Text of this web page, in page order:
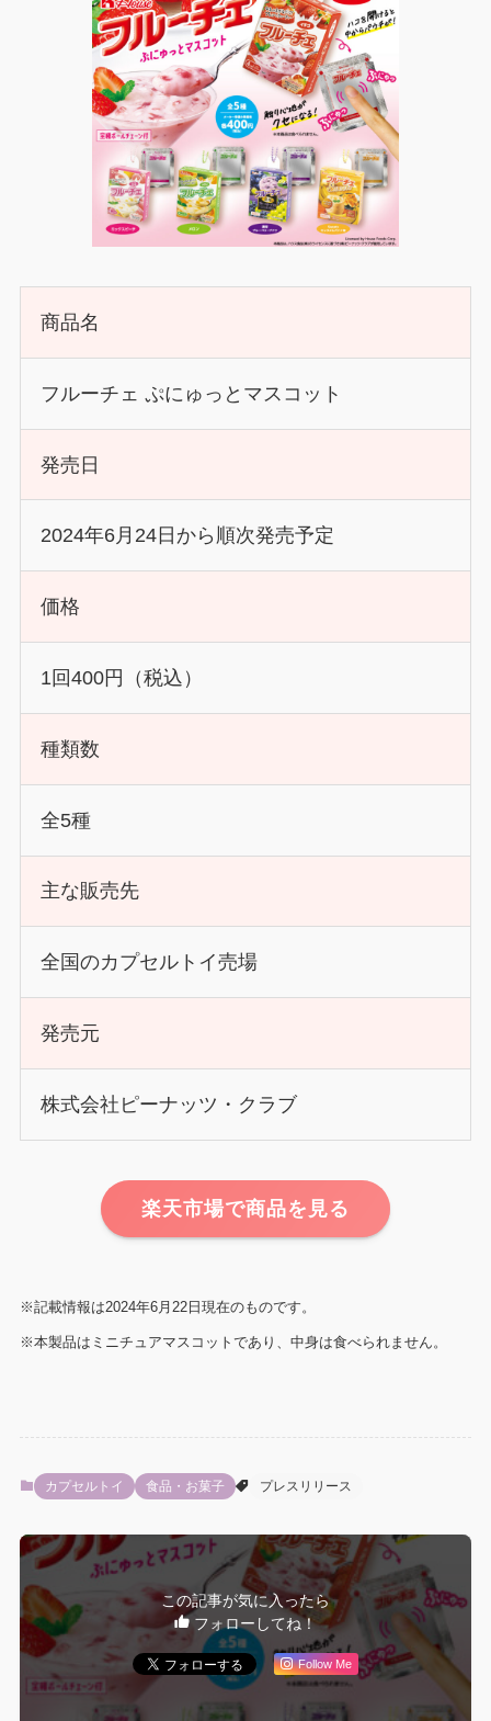
商品名
フルーチェ ぷにゅっとマスコット
発売日
2024年6月24日から順次発売予定
価格
1回400円（税込）
種類数
全5種
主な販売先
全国のカプセルトイ売場
発売元
株式会社ピーナッツ・クラブ
楽天市場で商品を見る
※記載情報は2024年6月22日現在のものです。
※本製品はミニチュアマスコットであり、中身は食べられません。
カプセルトイ 食品・お菓子 プレスリリース
この記事が気に入ったら
フォローしてね！
Follow Me